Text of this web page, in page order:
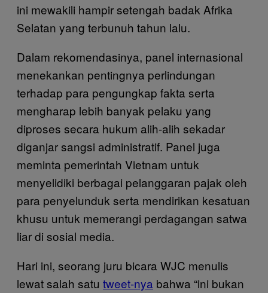
ini mewakili hampir setengah badak Afrika
Selatan yang terbunuh tahun lalu.
Dalam rekomendasinya, panel internasional
menekankan pentingnya perlindungan
terhadap para pengungkap fakta serta
mengharap lebih banyak pelaku yang
diproses secara hukum alih-alih sekadar
diganjar sangsi administratif. Panel juga
meminta pemerintah Vietnam untuk
menyelidiki berbagai pelanggaran pajak oleh
para penyelunduk serta mendirikan kesatuan
khusu untuk memerangi perdagangan satwa
liar di sosial media.
Hari ini, seorang juru bicara WJC menulis
lewat salah satu tweet-nya bahwa “ini bukan